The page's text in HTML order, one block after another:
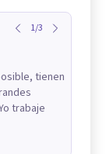
1/3
tienen
trabaje